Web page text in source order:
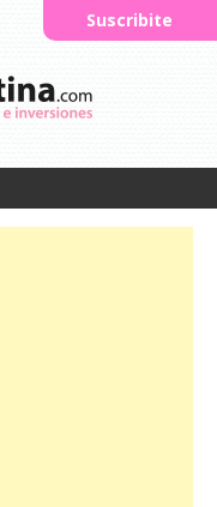
Suscribite